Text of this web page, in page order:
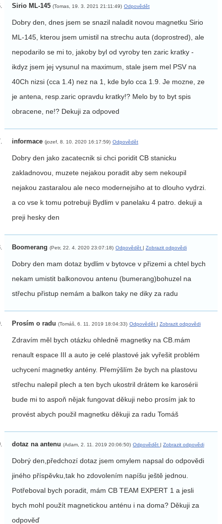
Sirio ML-145 (Tomas, 19. 3. 2021 21:11:49) Odpovědět
Dobry den, dnes jsem se snazil naladit novou magnetku Sirio
ML-145, kterou jsem umistil na strechu auta (doprostred), ale
nepodarilo se mi to, jakoby byl od vyroby ten zaric kratky -
ikdyz jsem jej vysunul na maximum, stale jsem mel PSV na
40Ch nizsi (cca 1.4) nez na 1, kde bylo cca 1.9. Je mozne, ze
je antena, resp.zaric opravdu kratky!? Melo by to byt spis
obracene, ne!? Dekuji za odpoved
informace (jozef, 8. 10. 2020 16:17:59) Odpovědět
Dobry den jako zacatecnik si chci poridit CB stanicku
zakladnovou, muzete nejakou poradit aby sem nekoupil
nejakou zastaralou ale neco modernejsiho at to dlouho vydrzi.
a co vse k tomu potrebuji Bydlim v panelaku 4 patro. dekuji a
preji hesky den
Boomerang (Petr, 22. 4. 2020 23:07:18) Odpovědět | Zobrazit odpovědi
Dobry den mam dotaz bydlim v bytovce v přizemi a chtel bych
nekam umistit balkonovou antenu (bumerang)bohuzel na
střechu přistup nemám a balkon taky ne diky za radu
Prosím o radu (Tomáš, 6. 11. 2019 18:04:33) Odpovědět | Zobrazit odpovědi
Zdravím měl bych otázku ohledně magnetky na CB.mám
renault espace III a auto je celé plastové jak vyřešit problém
uchycení magnetky antény. Přemýšlím že bych na plastovu
střechu nalepil plech a ten bych ukostril drátem ke karosérii
bude mi to aspoň nějak fungovat děkuji nebo prosím jak to
provést abych použil magnetku děkuji za radu Tomáš
dotaz na antenu (Adam, 2. 11. 2019 20:06:50) Odpovědět | Zobrazit odpovědi
Dobrý den,předchozí dotaz jsem omylem napsal do odpovědi
jiného příspěvku,tak ho zdovolením napíšu ještě jednou.
Potřeboval bych poradit, mám CB TEAM EXPERT 1 a jesli
bych mohl použít magnetickou anténu i na doma? Děkuji za
odpověď